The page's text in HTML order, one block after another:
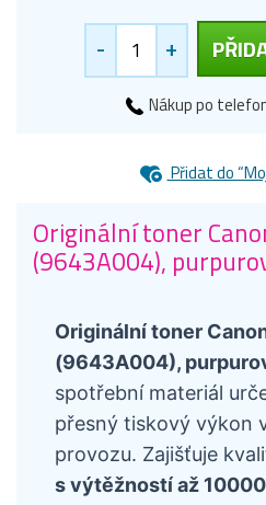
- +
Nákup po
Přidat do
Originální toner
(9643A004),
Originální toner
(9643A004),
spotřební materiál
přesný tiskový výkon
provozu. Zajišťuje
s výtěžností až